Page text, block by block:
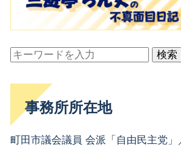
検索
事務所所在地
町田市議会議員 会派「自由民主党